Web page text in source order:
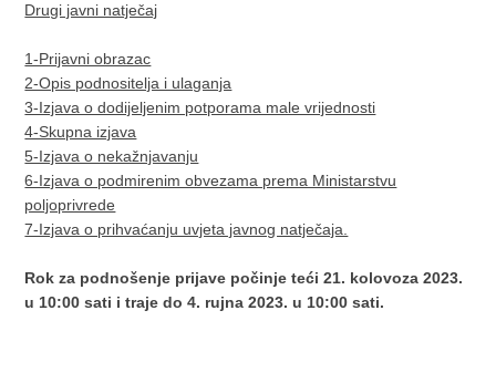
Drugi javni natječaj
1-Prijavni obrazac
2-Opis podnositelja i ulaganja
3-Izjava o dodijeljenim potporama male vrijednosti
4-Skupna izjava
5-Izjava o nekažnjavanju
6-Izjava o podmirenim obvezama prema Ministarstvu
poljoprivrede
7-Izjava o prihvaćanju uvjeta javnog natječaja.
Rok za podnošenje prijave počinje teći 21. kolovoza 2023.
u 10:00 sati i traje do 4. rujna 2023. u 10:00 sati.